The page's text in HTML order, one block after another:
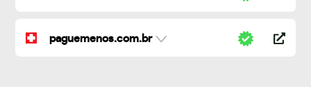
paguemenos.com.br